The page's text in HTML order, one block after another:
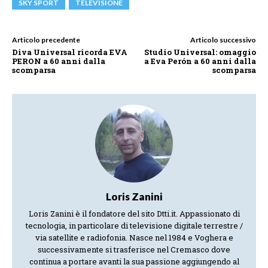
SKY SPORT
TELEVISIONE
Articolo precedente
Diva Universal ricorda EVA
PERON a 60 anni dalla
scomparsa
Articolo successivo
Studio Universal: omaggio
a Eva Perón a 60 anni dalla
scomparsa
Loris Zanini
Loris Zanini è il fondatore del sito Dtti.it. Appassionato di
tecnologia, in particolare di televisione digitale terrestre /
via satellite e radiofonia. Nasce nel 1984 e Voghera e
successivamente si trasferisce nel Cremasco dove
continua a portare avanti la sua passione aggiungendo al